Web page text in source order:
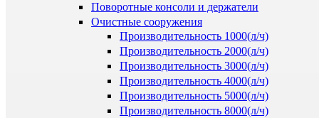
Поворотные консоли и держатели
Очистные сооружения
Производительность 1000(л/ч)
Производительность 2000(л/ч)
Производительность 3000(л/ч)
Производительность 4000(л/ч)
Производительность 5000(л/ч)
Производительность 8000(л/ч)